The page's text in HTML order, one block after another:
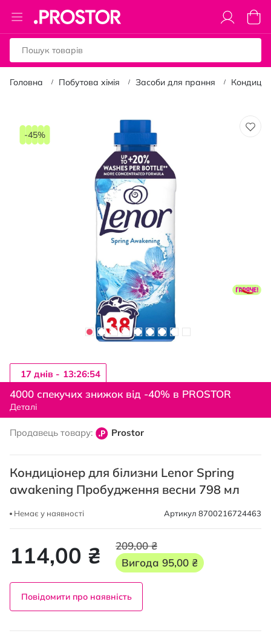
Toggle
Nav
Кошик
Головна Побутова хімія Засоби для прання
кінця
-45%
Перейти
до
початку
галереї
4000 спекучих знижок від -40% в PROSTOR
Деталі
17 днiв - 13:26:53
Продавець товару: Prostor
Кондиціонер для білизни Lenor Spring
awakening Пробудження весни 798 мл
Немає у наявності Артикул 8700216724463
114,00 ₴
209,00 ₴
Вигода 95,00 ₴
Повідомити про наявність